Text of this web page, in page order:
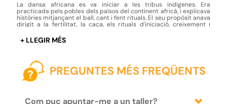
La dansa africana es va iniciar a les tribus indígenes. Era
practicada pels pobles dels països del continent africà, i explicava
històries mitjançant el ball, cant i fent rituals. El seu propòsit anava
dirigit a la fertilitat, la caça, els rituals d'iniciació, creixement i
especial Si t'agraden les danses afro modernes, en aquest taller
aprendràs la seva arrel. El taller es farà amb percussió en directe
PREGUNTES MÉS FREQÜENTS
Com puc apuntar-me a un taller?